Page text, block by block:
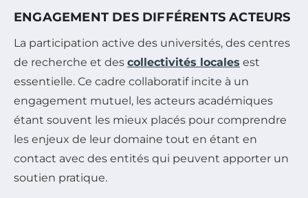
ENGAGEMENT DES DIFFÉRENTS ACTEURS
La participation active des universités, des centres
de recherche et des collectivités locales est
essentielle. Ce cadre collaboratif incite à un
engagement mutuel, les acteurs académiques
étant souvent les mieux placés pour comprendre
les enjeux de leur domaine tout en étant en
contact avec des entités qui peuvent apporter un
soutien pratique.